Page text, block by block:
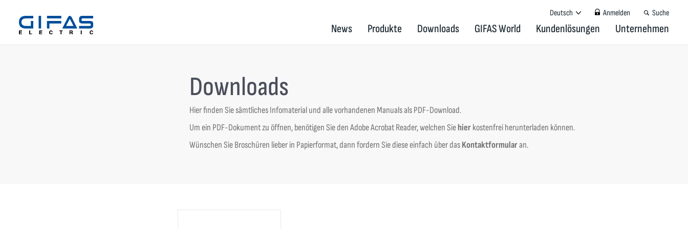
Deutsch Anmelden Suche
News Produkte Downloads GIFAS World Kundenlösungen Unternehmen
Downloads
Hier finden Sie sämtliches Infomaterial und alle vorhandenen Manuals als PDF-Download.
Um ein PDF-Dokument zu öffnen, benötigen Sie den Adobe Acrobat Reader, welchen Siehierkostenfrei herunterladen können.
Wünschen Sie Broschüren lieber in Papierformat, dann fordern Sie diese einfach über dasKontaktformularan.